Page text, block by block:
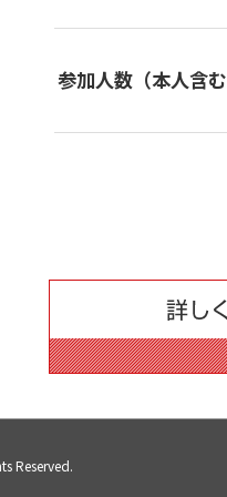
参加人数（本人含
Reserved.